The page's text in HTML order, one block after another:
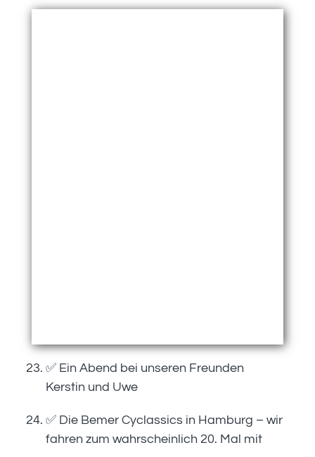
✅ Ein Abend bei unseren Freunden
Kerstin und Uwe
✅ Die Bemer Cyclassics in Hamburg – wir
fahren zum wahrscheinlich 20. Mal mit